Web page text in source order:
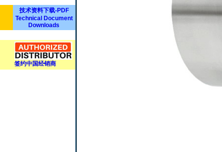
技术资料下载-PDF
Technical Document
Downloads
签约中国经销商